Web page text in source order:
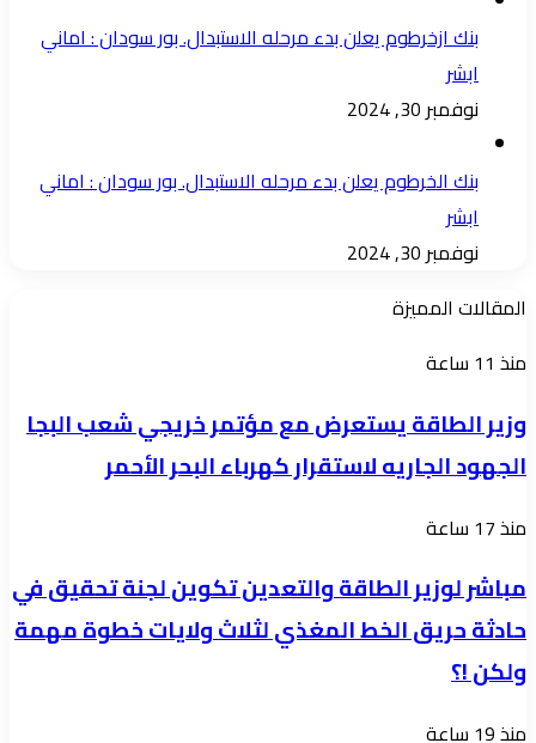
بنك ازخرطوم يعلن بدء مرحله الاستبدال. بور سودان : اماني
ابشر
نوفمبر 30, 2024
بنك الخرطوم يعلن بدء مرحله الاستبدال. بور سودان : اماني
ابشر
نوفمبر 30, 2024
المقالات المميزة
وزير
يستعرض
مع
خريجي
شعب
البجا
الجهود
الجاريه
لاستقرار
منذ 11 ساعة
وزير الطاقة يستعرض مع مؤتمر خريجي شعب البجا
الجهود الجاريه لاستقرار كهرباء البحر الأحمر
مباشر
الطاقة
والتعدين
تكوين
منذ 17 ساعة
مباشر لوزير الطاقة والتعدين تكوين لجنة تحقيق في
حادثة حريق الخط المغذي لثلاث ولايات خطوة مهمة
ولكن !؟
في
منذ 19 ساعة